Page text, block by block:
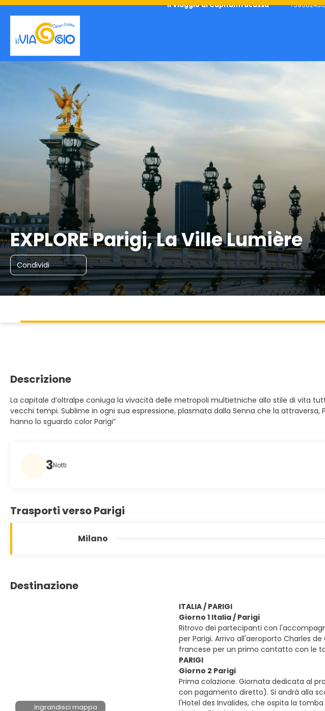
Il Viaggio di Capitanfracassa
EXPLORE Parigi, La Ville Lumière
Condividi
Descrizione
La capitale d’oltralpe coniuga la vivacità delle metropoli multietniche allo stile di vita
vecchi tempi. Sublime in ogni sua espressione, plasmata dalla Senna che la
hanno lo sguardo color Parigi”
3Notti
Trasporti verso Parigi
Milano
Destinazione
Ingrandisci mappa
ITALIA / PARIGI
Giorno 1 Italia / Parigi
Ritrovo dei partecipanti con
per Parigi. Arrivo all'aeroporto Charles
francese per un primo contatto con le
PARIGI
Giorno 2 Parigi
Prima colazione. Giornata dedicata al
con pagamento diretto). Si andrà alla
l'Hotel des Invalides, che ospita la